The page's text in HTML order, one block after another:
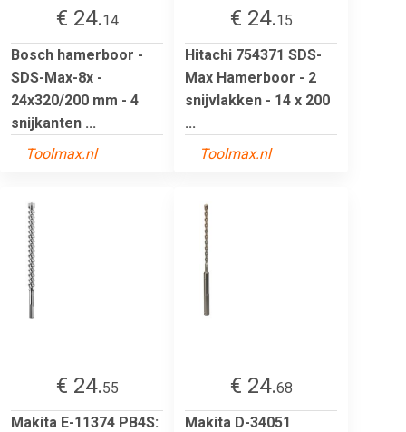
€ 24.14
Bosch hamerboor -
SDS-Max-8x -
24x320/200 mm - 4
snijkanten ...
Toolmax.nl
€ 24.15
Hitachi 754371 SDS-
Max Hamerboor - 2
snijvlakken - 14 x 200
...
Toolmax.nl
€ 24.55
Makita E-11374 PB4S:
€ 24.68
Makita D-34051